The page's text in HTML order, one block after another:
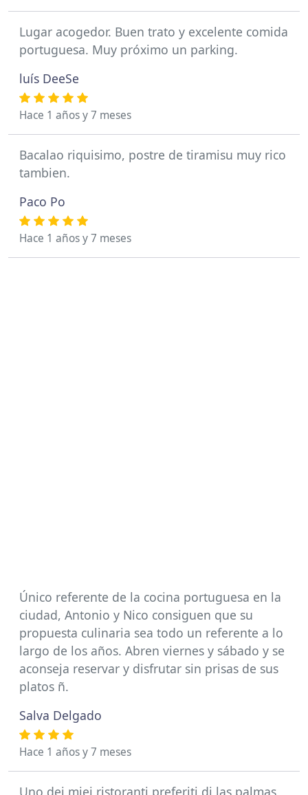
Lugar acogedor. Buen trato y excelente comida
portuguesa. Muy próximo un parking.
luís DeeSe
Hace 1 años y 7 meses
Bacalao riquisimo, postre de tiramisu muy rico
tambien.
Paco Po
Hace 1 años y 7 meses
Único referente de la cocina portuguesa en la
ciudad, Antonio y Nico consiguen que su
propuesta culinaria sea todo un referente a lo
largo de los años. Abren viernes y sábado y se
aconseja reservar y disfrutar sin prisas de sus
platos ñ.
Salva Delgado
Hace 1 años y 7 meses
Uno dei miei ristoranti preferiti di las palmas,